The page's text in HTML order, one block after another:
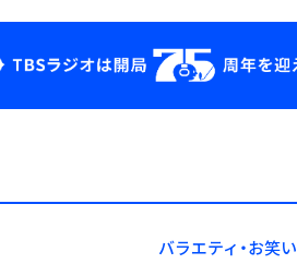
YouTube
会社情報
バラエティ・お笑い